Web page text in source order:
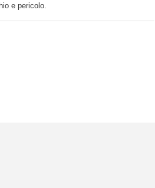
e pericolo.